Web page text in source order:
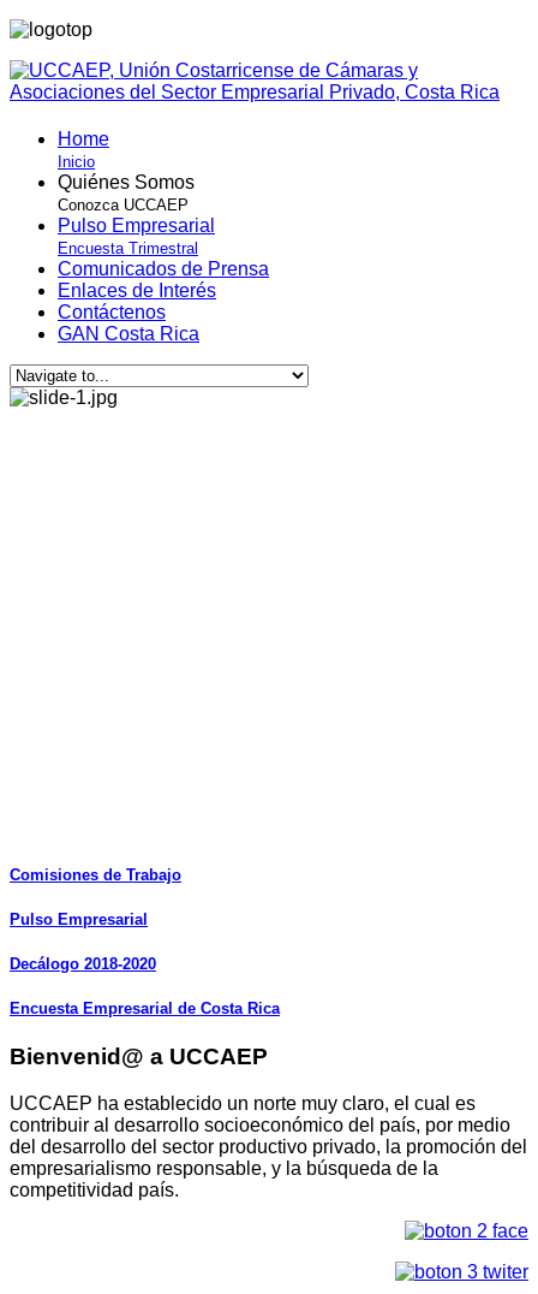
Home
Inicio
Quiénes Somos
Conozca UCCAEP
Pulso Empresarial
Encuesta Trimestral
Comunicados de Prensa
Enlaces de Interés
Contáctenos
GAN Costa Rica
Comisiones de Trabajo
Pulso Empresarial
Decálogo 2018-2020
Encuesta Empresarial de Costa Rica
Bienvenid@ a UCCAEP
UCCAEP ha establecido un norte muy claro, el cual es
contribuir al desarrollo socioeconómico del país, por medio
del desarrollo del sector productivo privado, la promoción del
empresarialismo responsable, y la búsqueda de la
competitividad país.